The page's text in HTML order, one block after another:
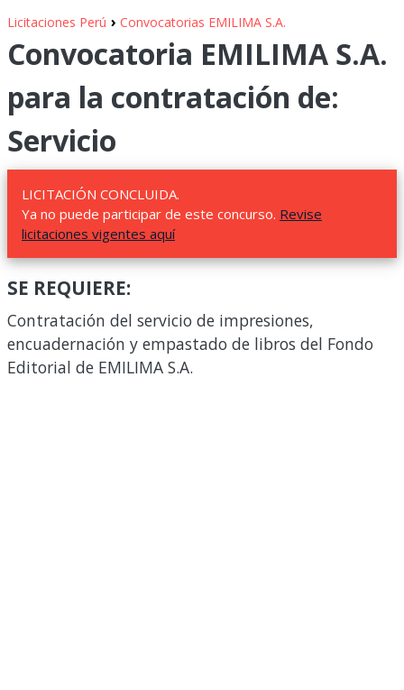
Licitaciones Perú › Convocatorias EMILIMA S.A.
Convocatoria EMILIMA S.A.
para la contratación de:
Servicio
LICITACIÓN CONCLUIDA.
Ya no puede participar de este concurso. Revise
licitaciones vigentes aquí
SE REQUIERE:
Contratación del servicio de impresiones,
encuadernación y empastado de libros del Fondo
Editorial de EMILIMA S.A.